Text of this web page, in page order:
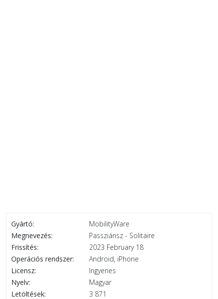
Gyártó:
MobilityWare
Megnevezés:
Passziánsz - Solitaire
Frissítés:
2023 February 18
Operációs rendszer:
Android, iPhone
Licensz:
Ingyenes
Nyelv:
Magyar
Letöltések:
3 871